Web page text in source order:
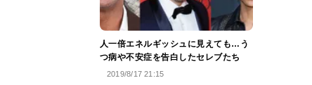
人一倍エネルギッシュに見えても…う
つ病や不安症を告白したセレブたち
2019/8/17 21:15